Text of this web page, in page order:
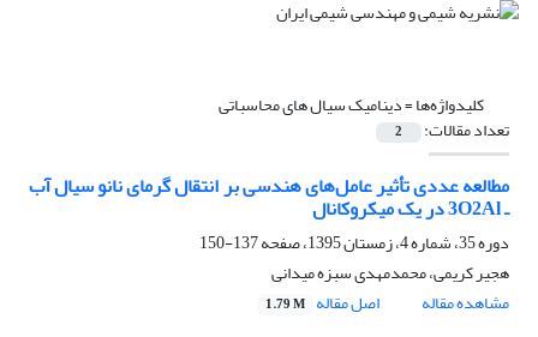
کلیدواژه‌ها =دینامیک سیال های محاسباتی
تعداد مقالات: 2
مطالعه عددی تأثیر عامل‌های هندسی بر انتقال گرمای نانو سیال آب
ـ 3O2Al در یک میکروکانال
دوره 35، شماره 4، زمستان 1395، صفحه
137-150
هجیر کریمی، محمدمهدی سبزه میدانی
مشاهده مقاله
اصل مقاله 1.79 M